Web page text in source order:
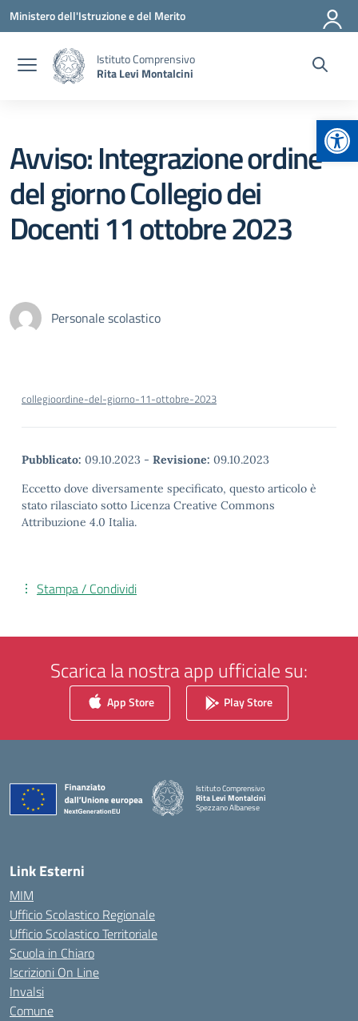
Vai ai contenuti
Vai al menu di navigazione
Vai al footer
Ministero dell'Istruzione e del Merito
Istituto Comprensivo
Rita Levi Montalcini
Avviso: Integrazione ordine
del giorno Collegio dei
Docenti 11 ottobre 2023
Personale scolastico
collegioordine-del-giorno-11-ottobre-2023
Pubblicato: 09.10.2023 - Revisione: 09.10.2023
Eccetto dove diversamente specificato, questo articolo è
stato rilasciato sotto Licenza Creative Commons
Attribuzione 4.0 Italia.
Stampa / Condividi
Scarica la nostra app ufficiale su:
App Store Play Store
Istituto Comprensivo
Rita Levi Montalcini
Spezzano Albanese
— Visita la pagina iniziale della scuola
Link Esterni
MIM
Ufficio Scolastico Regionale
Ufficio Scolastico Territoriale
Scuola in Chiaro
Iscrizioni On Line
Invalsi
Comune